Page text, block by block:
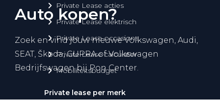
Private Lease acties
Private Lease elektrisch
Private Lease occasions
Private Lease calculator
Mobiliteitsbudget
Private lease per merk
Auto kopen?
Zoek en vind jouw nieuwe Volkswagen, Audi,
SEAT, Škoda, CUPRA of Volkswagen
Bedrijfswagen bij Pon Center.